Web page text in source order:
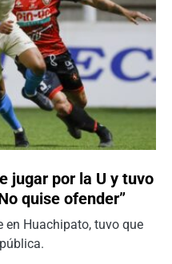
jugar por la U y tuvo
quise ofender”
en Huachipato, tuvo que